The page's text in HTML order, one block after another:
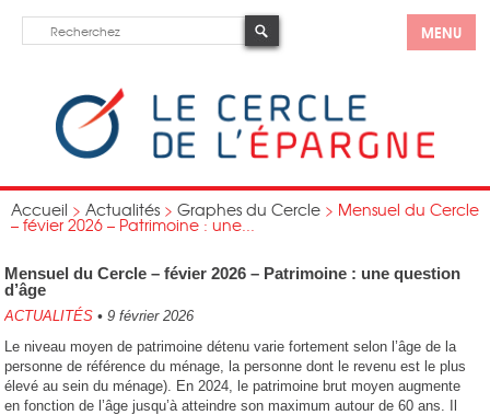
MENU
Accueil > Actualités > Graphes du Cercle > Mensuel du Cercle
– févier 2026 – Patrimoine : une...
Mensuel du Cercle – févier 2026 – Patrimoine : une question
d’âge
ACTUALITÉS • 9 février 2026
Le niveau moyen de patrimoine détenu varie fortement selon l’âge de la
personne de référence du ménage, la personne dont le revenu est le plus
élevé au sein du ménage). En 2024, le patrimoine brut moyen augmente
en fonction de l’âge jusqu’à atteindre son maximum autour de 60 ans. Il